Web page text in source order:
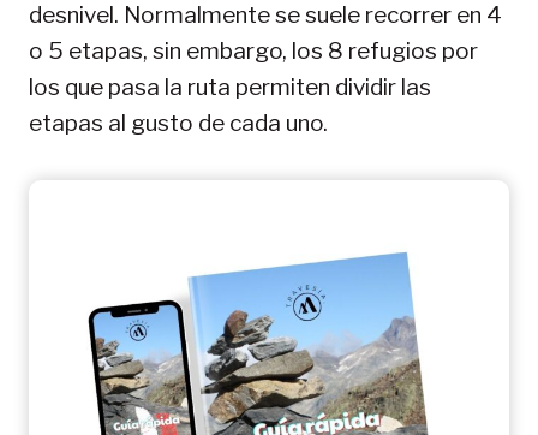
desnivel. Normalmente se suele recorrer en 4
o 5 etapas, sin embargo, los 8 refugios por
los que pasa la ruta permiten dividir las
etapas al gusto de cada uno.